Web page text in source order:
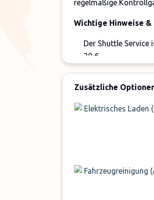
regelmäßige
Wichtige Hinweise &
Der Shuttle Service
20 €.
Zwischen 23:00
Für den
Zusätzliche
Elektrisches Laden
Fahrzeugreinigung